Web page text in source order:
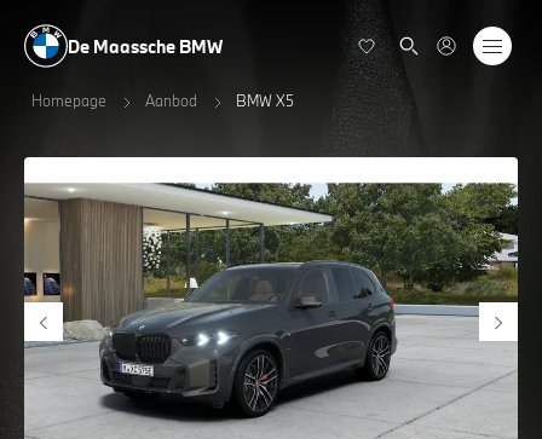
De Maassche BMW
Homepage Aanbod BMW X5